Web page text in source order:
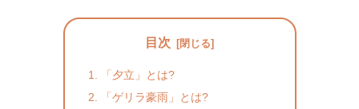
目次
「夕立」とは?
「ゲリラ豪雨」とは?